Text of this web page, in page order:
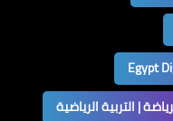
| التربية الرياضية